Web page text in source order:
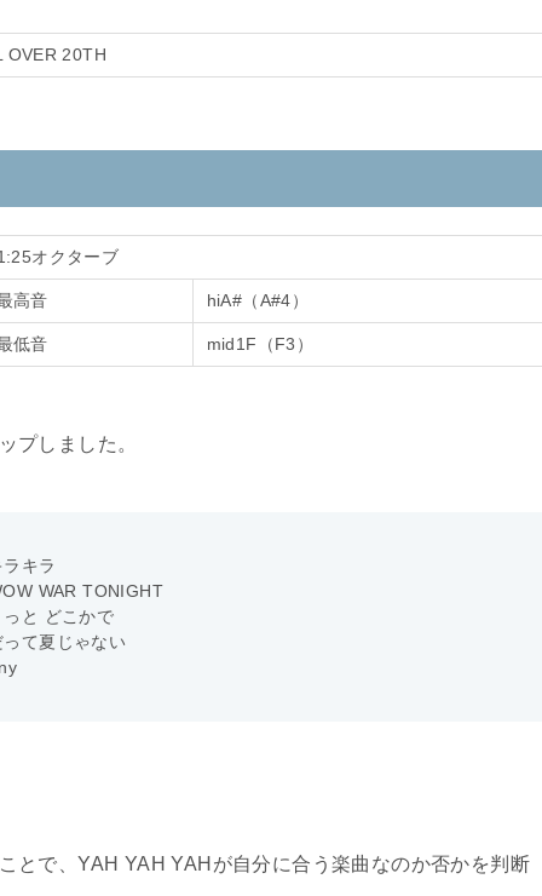
OVER 20TH
オクターブ
高音 hiA#（A#4）
低音 mid1F（F3）
プしました。
ラキラ
WAR TONIGHT
っと どこかで
って夏じゃない
とで、YAH YAH YAHが自分に合う楽曲なのか否かを判断